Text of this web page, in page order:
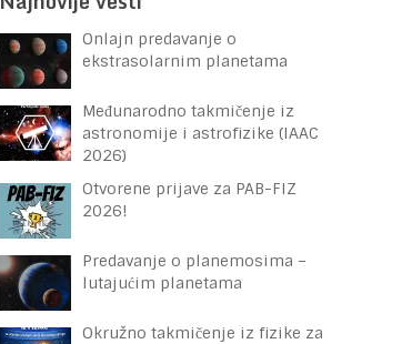
Onlajn predavanje o
ekstrasolarnim planetama
Međunarodno takmičenje iz
astronomije i astrofizike (IAAC
2026)
Otvorene prijave za PAB-FIZ
2026!
Predavanje o planemosima –
lutajućim planetama
Okružno takmičenje iz fizike za